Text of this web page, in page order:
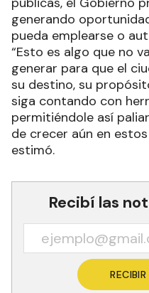
generando
pueda emplearse o
“Esto es algo que no
generar para que el
su destino, su
siga contando con
permitiéndole así
de crecer aún en
estimó.
Recibí las